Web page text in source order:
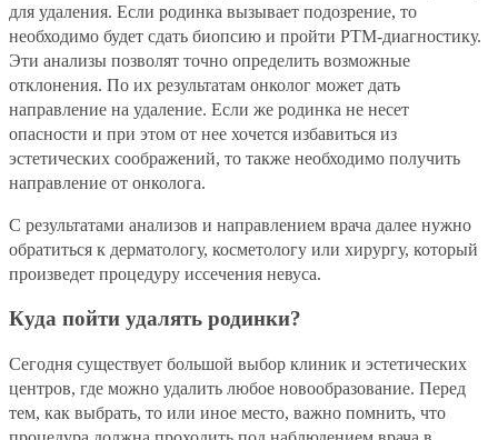
для удаления. Если родинка вызывает подозрение, то
необходимо будет сдать биопсию и пройти РТМ-диагностику.
Эти анализы позволят точно определить возможные
отклонения. По их результатам онколог может дать
направление на удаление. Если же родинка не несет
опасности и при этом от нее хочется избавиться из
эстетических соображений, то также необходимо получить
направление от онколога.
С результатами анализов и направлением врача далее нужно
обратиться к дерматологу, косметологу или хирургу, который
произведет процедуру иссечения невуса.
Куда пойти удалять родинки?
Сегодня существует большой выбор клиник и эстетических
центров, где можно удалить любое новообразование. Перед
тем, как выбрать, то или иное место, важно помнить, что